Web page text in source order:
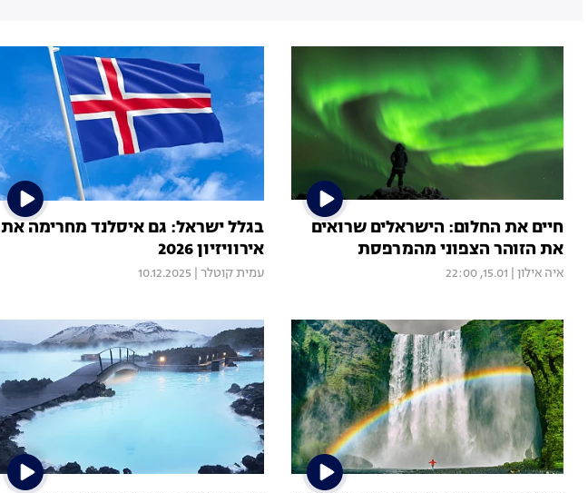
חיים את החלום: הישראלים שרואים
את הזוהר הצפוני מהמרפסת
איה אילון 15.01, 22:00
בגלל ישראל: גם איסלנד מחרימה את
אירוויזיון 2026
עמית קוטלר 10.12.2025